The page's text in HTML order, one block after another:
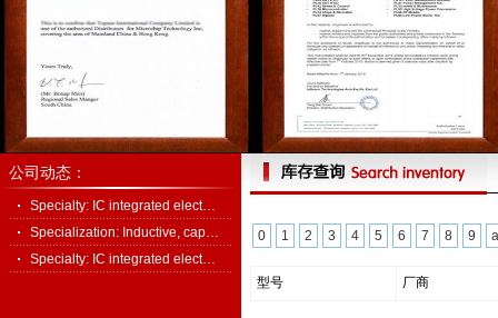
0 1 2 3 4 5 6 7 8 9 a
型号 厂商
公司动态：
Specialty: IC integrated elect…
Specialization: Inductive, cap…
Specialty: IC integrated elect…